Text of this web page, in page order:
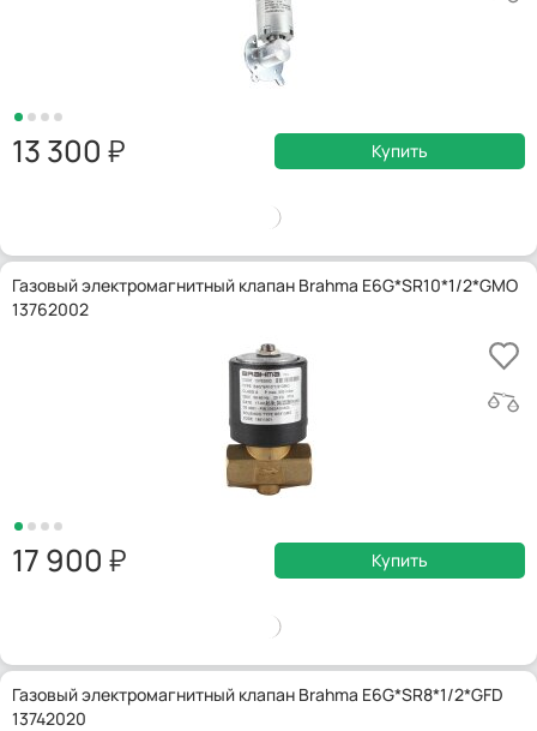
13 300 Купить
Газовый электромагнитный клапан Brahma E6G*SR10*1/2*GMO
13762002
17 900 Купить
Газовый электромагнитный клапан Brahma E6G*SR8*1/2*GFD
13742020